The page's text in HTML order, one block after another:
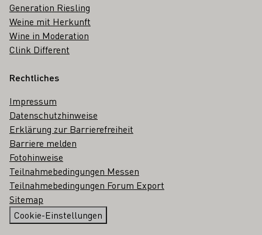
Generation Riesling
Weine mit Herkunft
Wine in Moderation
Clink Different
Rechtliches
Impressum
Datenschutzhinweise
Erklärung zur Barrierefreiheit
Barriere melden
Fotohinweise
Teilnahmebedingungen Messen
Teilnahmebedingungen Forum Export
Sitemap
Cookie-Einstellungen